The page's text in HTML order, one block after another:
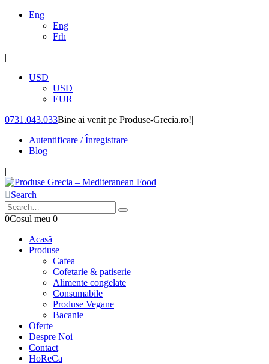
Eng
Eng
Frh
|
USD
USD
EUR
0731.043.033Bine ai venit pe Produse-Grecia.ro!|
Autentificare / Înregistrare
Blog
|
Search
0Cosul meu 0
Acasă
Produse
Cafea
Cofetarie & patiserie
Alimente congelate
Consumabile
Produse Vegane
Bacanie
Oferte
Despre Noi
Contact
HoReCa